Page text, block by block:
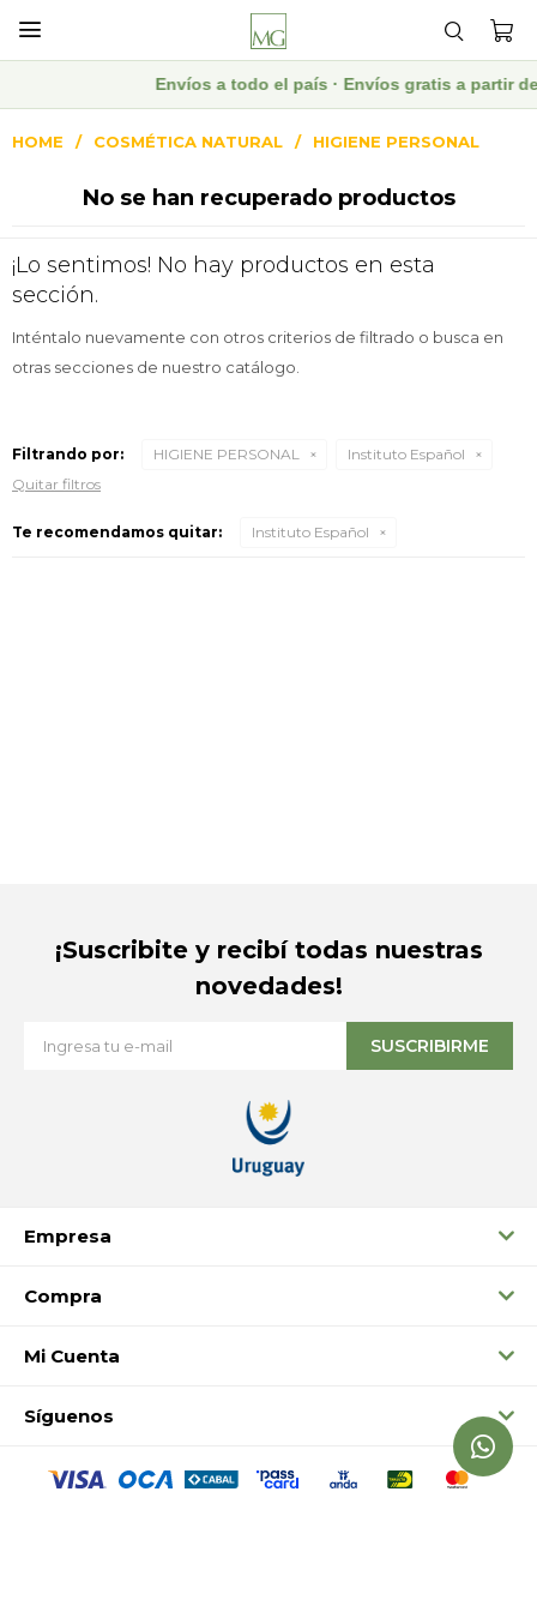

Envíos a todo el país · Envíos gratis a partir
HOME COSMÉTICA NATURAL HIGIENE PERSONAL
No se han recuperado productos
¡Lo sentimos! No hay productos en esta
sección.
Inténtalo nuevamente con otros criterios de filtrado o busca en
otras secciones de nuestro catálogo.
Filtrando por: HIGIENE PERSONAL
Instituto Español
Quitar filtros
Te recomendamos quitar: Instituto Español
Empresa
Compra
Mi Cuenta
Síguenos
¡Suscribite y recibí todas nuestras
novedades!
SUSCRIBIRME